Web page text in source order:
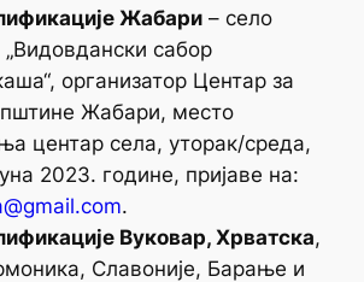
Жабари – село
сабор
организатор Центар за
Жабари, место
центар села, уторак/среда,
2023. године, пријаве на:
.
Вуковар, Хрватска,
Славоније, Барање и